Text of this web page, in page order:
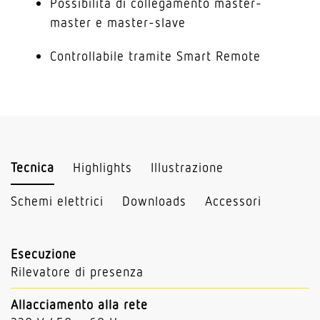
master e master-slave
Controllabile tramite Smart Remote
Tecnica Highlights Illustrazione
Schemi elettrici Downloads Accessori
Esecuzione
Rilevatore di presenza
Allacciamento alla rete